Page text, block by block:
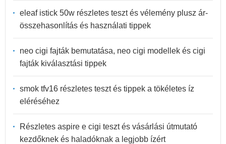
eleaf istick 50w részletes teszt és vélemény plusz ár-
összehasonlítás és használati tippek
neo cigi fajták bemutatása, neo cigi modellek és cigi
fajták kiválasztási tippek
smok tfv16 részletes teszt és tippek a tökéletes íz
eléréséhez
Részletes aspire e cigi teszt és vásárlási útmutató
kezdőknek és haladóknak a legjobb ízért